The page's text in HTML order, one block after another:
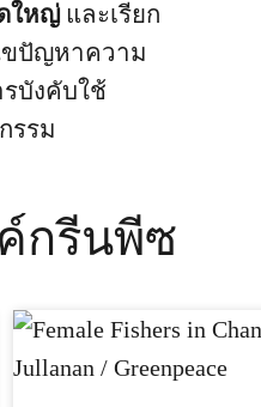
ใหญ่และเรียก
ขปัญหาความ
บังคับใช้
รรม
กรีนพีซ